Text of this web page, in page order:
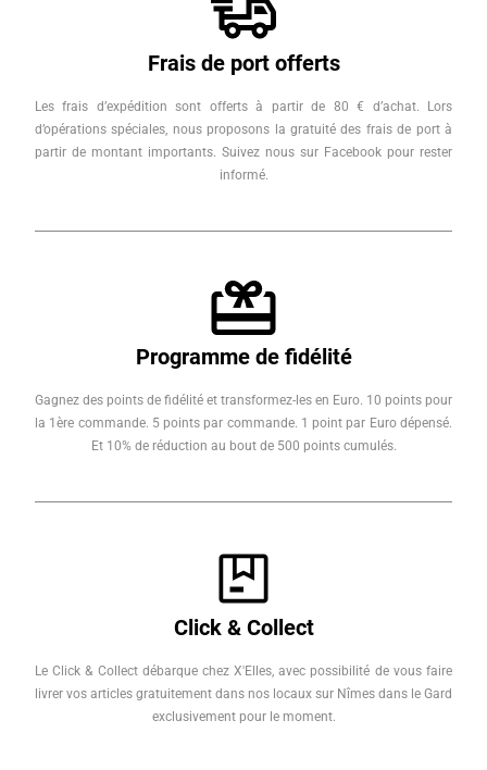
Frais de port offerts
Les frais d’expédition sont offerts à partir de 80 € d’achat. Lors
d’opérations spéciales, nous proposons la gratuité des frais de port à
partir de montant importants. Suivez nous sur Facebook pour rester
informé.
Programme de fidélité
Gagnez des points de fidélité et transformez-les en Euro. 10 points pour
la 1ère commande. 5 points par commande. 1 point par Euro dépensé.
Et 10% de réduction au bout de 500 points cumulés.
Click & Collect
Le Click & Collect débarque chez X'Elles, avec possibilité de vous faire
livrer vos articles gratuitement dans nos locaux sur Nîmes dans le Gard
exclusivement pour le moment.